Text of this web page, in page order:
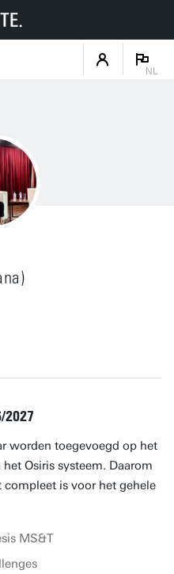
NL
2027
worden toegevoegd op het
Osiris systeem. Daarom
is voor het gehele
MS&T